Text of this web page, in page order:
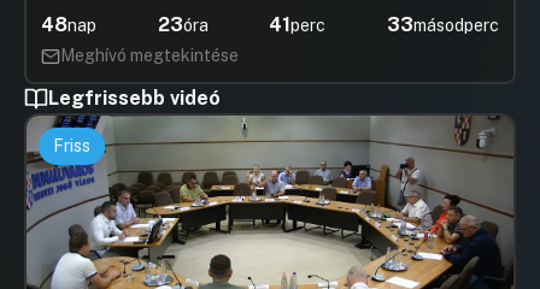
48nap 23óra 41perc 32másodperc
Meghívó megtekintése
Legfrissebb videó
Friss